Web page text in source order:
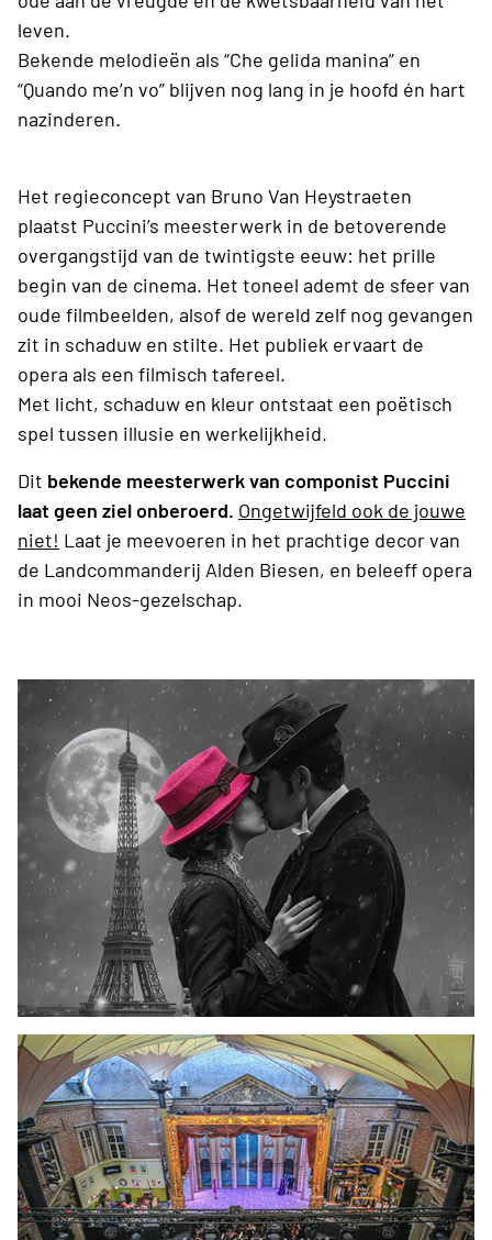
leven.
Bekende melodieën als “Che gelida manina” en
“Quando me’n vo” blijven nog lang in je hoofd én hart
nazinderen.
Het regieconcept van Bruno Van Heystraeten
plaatst Puccini’s meesterwerk in de betoverende
overgangstijd van de twintigste eeuw: het prille
begin van de cinema. Het toneel ademt de sfeer van
oude filmbeelden, alsof de wereld zelf nog gevangen
zit in schaduw en stilte. Het publiek ervaart de
opera als een filmisch tafereel.
Met licht, schaduw en kleur ontstaat een poëtisch
spel tussen illusie en werkelijkheid.
Dit bekende meesterwerk van componist Puccini
laat geen ziel onberoerd. Ongetwijfeld ook de jouwe
niet! Laat je meevoeren in het prachtige decor van
de Landcommanderij Alden Biesen, en beleeff opera
in mooi Neos-gezelschap.